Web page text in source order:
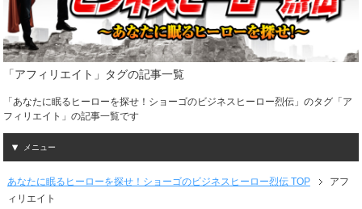
「アフィリエイト」タグの記事一覧
「あなたに眠るヒーローを探せ！ショーゴのビジネスヒーロー烈伝」のタグ「ア
フィリエイト」の記事一覧です
メニュー
あなたに眠るヒーローを探せ！ショーゴのビジネスヒーロー烈伝 TOP
アフ
ィリエイト